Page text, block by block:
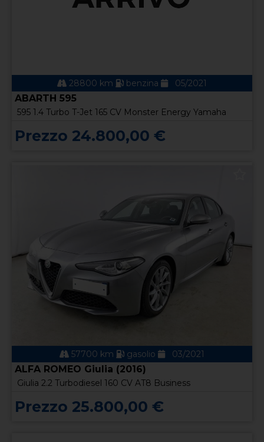
28800 km benzina 05/2021
ABARTH 595
595 1.4 Turbo T-Jet 165 CV Monster Energy Yamaha
Prezzo 24.800,00 €
57700 km gasolio 03/2021
ALFA ROMEO Giulia (2016)
Giulia 2.2 Turbodiesel 160 CV AT8 Business
Prezzo 25.800,00 €